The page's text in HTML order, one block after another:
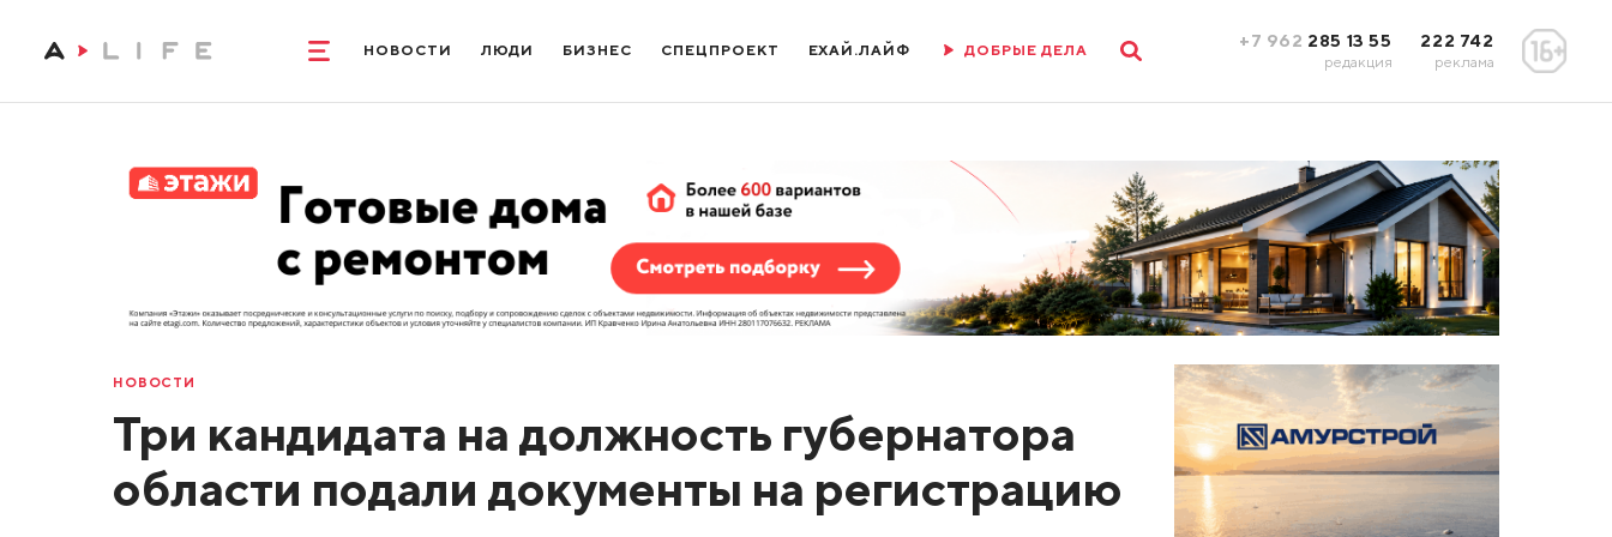
НОВОСТИ ЛЮДИ БИЗНЕС СПЕЦПРОЕКТ ЕХАЙ.ЛАЙФ ДОБРЫЕ ДЕЛА +7 962 285 13 55
редакция
222 742
реклама
НОВОСТИ
Три кандидата на должность губернатора
области подали документы на регистрацию